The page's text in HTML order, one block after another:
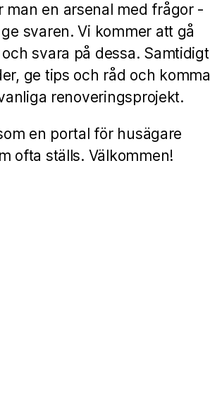
man en arsenal med frågor -
svaren. Vi kommer att gå
svara på dessa. Samtidigt
ge tips och råd och komma
renoveringsprojekt.
en portal för husägare
ofta ställs. Välkommen!